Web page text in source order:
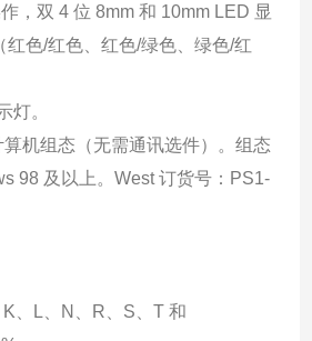
，双 4 位 8mm 和 10mm LED 显
红色/红色、红色/绿色、绿色/红
灯。
算机组态（无需通讯选件）。组态
98 及以上。West 订货号：PS1-
K、L、N、R、S、T 和